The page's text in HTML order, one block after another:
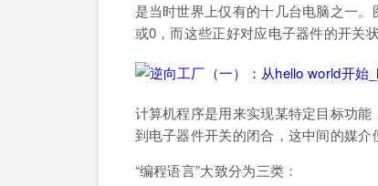
是当时世界上仅有的十几台电脑之一
或0，而这些正好对应电子器件的开关
计算机程序是用来实现某特定目标功
到电子器件开关的闭合，这中间的媒介
“编程语言”大致分为三类：